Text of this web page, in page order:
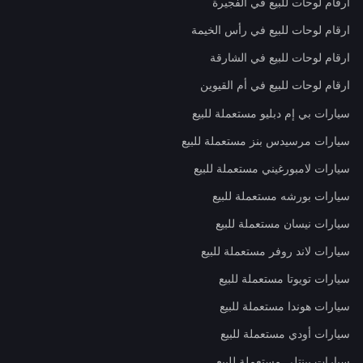
ارقام لوحات للبيع في رأس الخيمة
ارقام لوحات للبيع في الشارقة
ارقام لوحات للبيع في أم القيوين
سيارات بي إم دبليو مستعملة للبيع
سيارات مرسيدس بنز مستعملة للبيع
سيارات لامبورغيني مستعملة للبيع
سيارات بورشه مستعملة للبيع
سيارات نيسان مستعملة للبيع
سيارات لاند روفر مستعملة للبيع
سيارات تويوتا مستعملة للبيع
سيارات هوندا مستعملة للبيع
سيارات أودي مستعملة للبيع